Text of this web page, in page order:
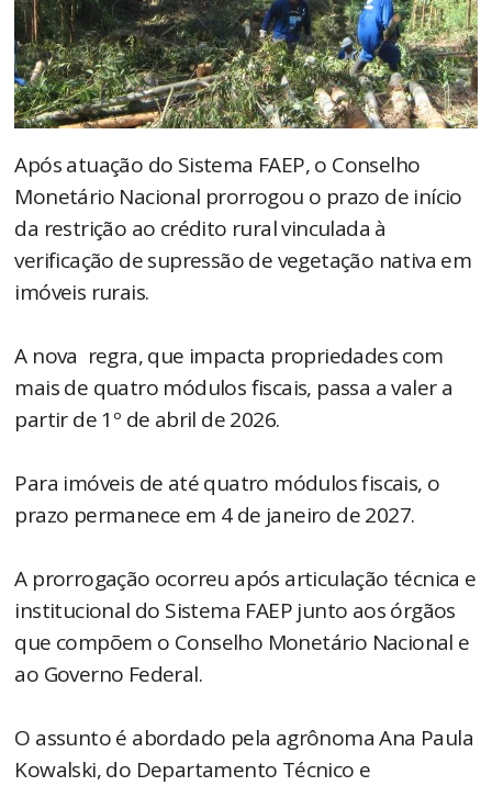
Após atuação do Sistema FAEP, o Conselho
Monetário Nacional prorrogou o prazo de início
da restrição ao crédito rural vinculada à
verificação de supressão de vegetação nativa em
imóveis rurais.
A nova regra, que impacta propriedades com
mais de quatro módulos fiscais, passa a valer a
partir de 1º de abril de 2026.
Para imóveis de até quatro módulos fiscais, o
prazo permanece em 4 de janeiro de 2027.
A prorrogação ocorreu após articulação técnica e
institucional do Sistema FAEP junto aos órgãos
que compõem o Conselho Monetário Nacional e
ao Governo Federal.
O assunto é abordado pela agrônoma Ana Paula
Kowalski, do Departamento Técnico e